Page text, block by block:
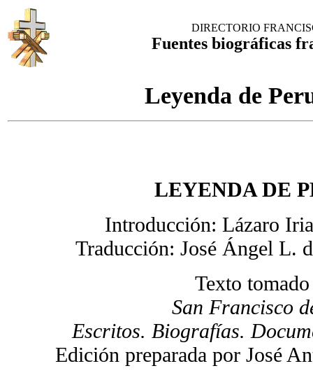
DIRECTORIO
Fuentes biográficas
Leyenda de
LEYENDA DE
Introducción: Lázaro
Traducción: José Ángel L.
Texto
San Francisco
Escritos. Biografías.
Edición preparada por José